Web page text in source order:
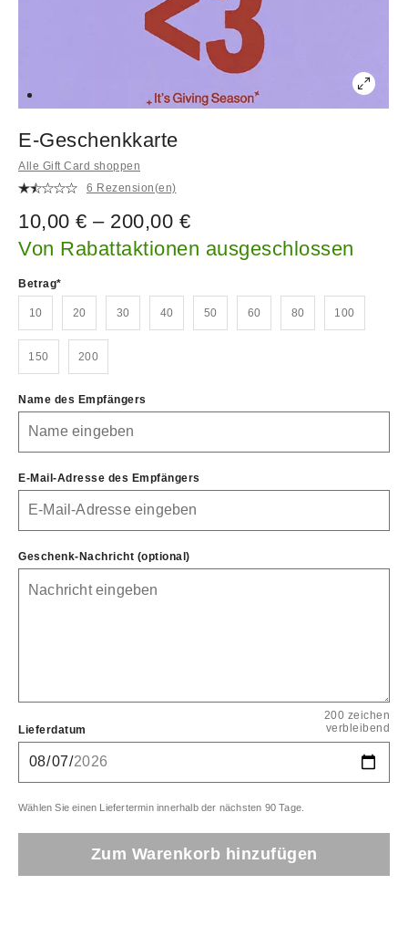
E-Geschenkkarte
Alle Gift Card shoppen
6 Rezension(en)
10,00 € – 200,00 €
Von Rabattaktionen ausgeschlossen
Betrag
10 20 30 40 50 60 80 100
150 200
Name des Empfängers
E-Mail-Adresse des Empfängers
Geschenk-Nachricht (optional)
200 zeichen
verbleibend
Lieferdatum
Wählen Sie einen Liefertermin innerhalb der nächsten 90 Tage.
Zum Warenkorb hinzufügen